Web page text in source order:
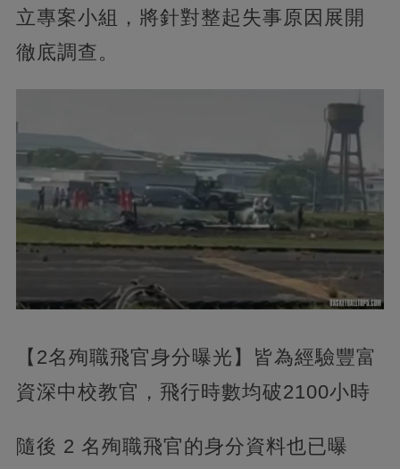
立專案小組，將針對整起失事原因展開
徹底調查。
【2名殉職飛官身分曝光】皆為經驗豐富
資深中校教官，飛行時數均破2100小時
隨後 2 名殉職飛官的身分資料也已曝